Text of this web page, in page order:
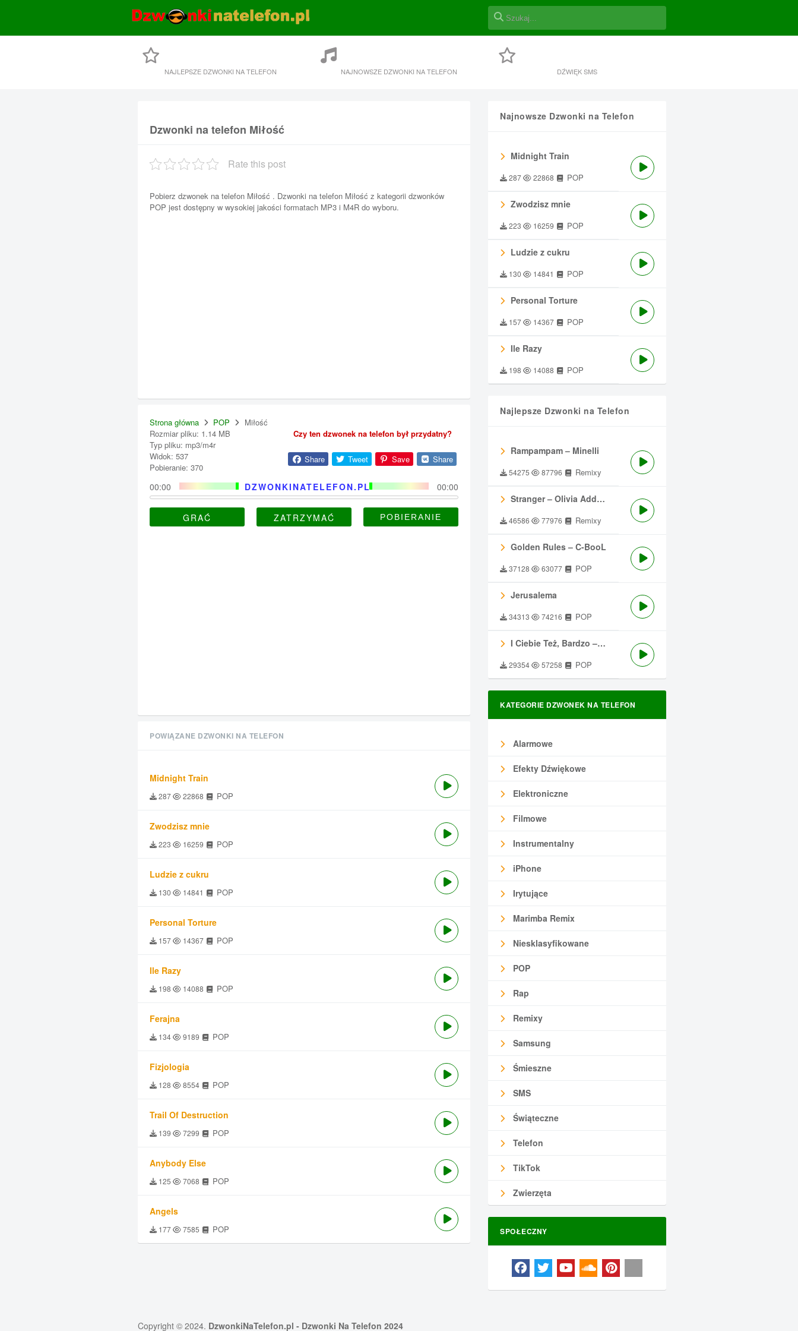
NAJLEPSZE DZWONKI NA TELEFON NAJNOWSZE DZWONKI NA TELEFON DŹWIĘK SMS
Dzwonki na telefon Miłość
Rate this post
Pobierz dzwonek na telefon Miłość . Dzwonki na telefon Miłość z kategorii dzwonków
POP jest dostępny w wysokiej jakości formatach MP3 i M4R do wyboru.
Strona główna POP
Miłość
Rozmiar pliku: 1.14 MB
Typ pliku: mp3/m4r
Widok: 537
Pobieranie: 370
Czy ten dzwonek na telefon był przydatny?
Share Tweet Save Share
DZWONKINATELEFON.PL
00:00 00:00
GRAĆ ZATRZYMAĆ
Najnowsze Dzwonki na Telefon
Midnight Train
287 22868 POP
Zwodzisz mnie
223 16259 POP
Ludzie z cukru
130 14841 POP
Personal Torture
157 14367 POP
Ile Razy
198 14088 POP
Najlepsze Dzwonki na Telefon
Rampampam – Minelli
54275 87796 Remixy
Stranger – Olivia Addams
46586 77976 Remixy
Golden Rules – C-BooL
37128 63077 POP
Jerusalema
34313 74216 POP
I Ciebie Też, Bardzo – Męskie Granie
29354 57258 POP
KATEGORIE DZWONEK NA TELEFON
Alarmowe
Efekty Dźwiękowe
Elektroniczne
Filmowe
Instrumentalny
iPhone
Irytujące
Marimba Remix
Niesklasyfikowane
POP
Rap
Remixy
Samsung
Śmieszne
SMS
Świąteczne
Telefon
TikTok
Zwierzęta
SPOŁECZNY
POWIĄZANE DZWONKI NA TELEFON
Midnight Train
287 22868 POP
Zwodzisz mnie
223 16259 POP
Ludzie z cukru
130 14841 POP
Personal Torture
157 14367 POP
Ile Razy
198 14088 POP
Ferajna
134 9189 POP
Fizjologia
128 8554 POP
Trail Of Destruction
139 7299 POP
Anybody Else
125 7068 POP
Angels
177 7585 POP
Copyright © 2024. DzwonkiNaTelefon.pl - Dzwonki Na Telefon 2024